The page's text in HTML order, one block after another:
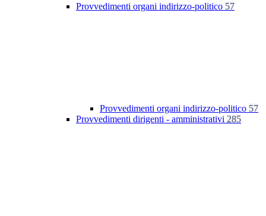
Provvedimenti organi indirizzo-politico 57
Provvedimenti organi indirizzo-politico 57
Provvedimenti dirigenti - amministrativi 285